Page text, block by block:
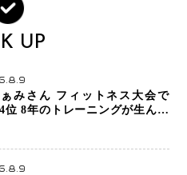
UP
みさん フィットネス大会で
位 8年のトレーニングが生んだ
「4位になってホッとしていま